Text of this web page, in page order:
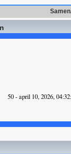
50 - april 10, 2026,